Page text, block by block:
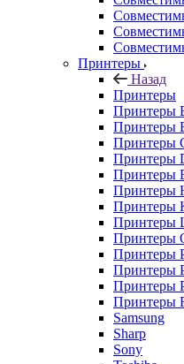
Принтеры
Назад
Принтеры
Принтеры
Принтеры
Принтеры
Принтеры
Принтеры
Принтеры
Принтеры
Принтеры
Принтеры
Принтеры
Принтеры
Принтеры
Принтеры
Samsung
Sharp
Sony